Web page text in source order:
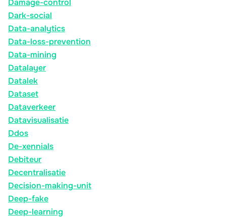
Damage-control
Dark-social
Data-analytics
Data-loss-prevention
Data-mining
Datalayer
Datalek
Dataset
Dataverkeer
Datavisualisatie
Ddos
De-xennials
Debiteur
Decentralisatie
Decision-making-unit
Deep-fake
Deep-learning